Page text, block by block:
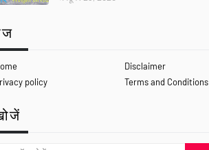
Disclaimer
policy
Terms and Conditions